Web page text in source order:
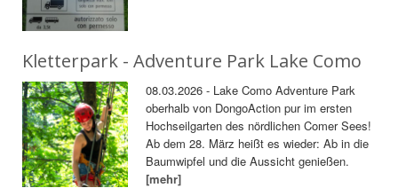
Kletterpark - Adventure Park Lake Como
08.03.2026 - Lake Como Adventure Park
oberhalb von DongoAction pur im ersten
Hochseilgarten des nördlichen Comer Sees!
Ab dem 28. März heißt es wieder: Ab in die
Baumwipfel und die Aussicht genießen.
[mehr]